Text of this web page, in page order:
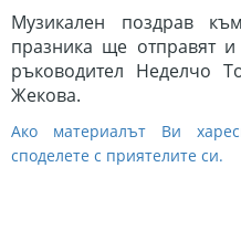
Музикален поздрав
празника ще отправят и
ръководител Неделчо
Жекова.
Ако материалът Ви
споделете с приятелите си.